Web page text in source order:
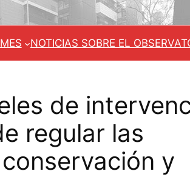
NOTICIAS SOBRE EL
de
regular las
y